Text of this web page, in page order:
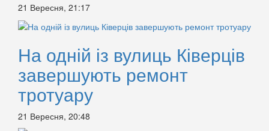
21 Вересня, 21:17
На одній із вулиць Ківерців
завершують ремонт
тротуару
21 Вересня, 20:48